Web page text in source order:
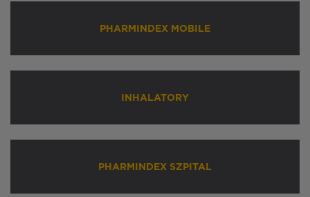
PHARMINDEX MOBILE
INHALATORY
PHARMINDEX SZPITAL